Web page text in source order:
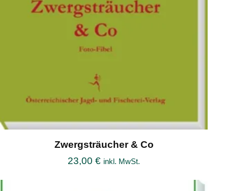
Zwergsträucher & Co
23,00 € inkl. MwSt.